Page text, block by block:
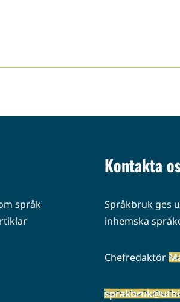
språk
Kontakta
Språkbruk ges
inhemska
Chefredaktör